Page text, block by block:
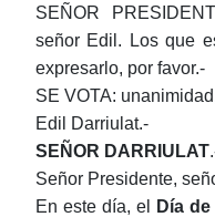
SEÑOR
señor Edil. Los que
expresarlo, por favor.-
SE VOTA:
Edil Darriulat.-
SEÑOR DARRIULAT
Señor Presidente,
En este día, el
Día